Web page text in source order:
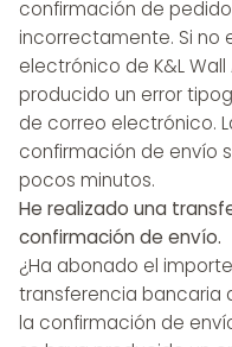
confirmación de
incorrectamente. Si no
electrónico de K&L
producido un error
de correo electrónico.
confirmación de envío
pocos minutos.
He realizado una
confirmación de envío.
¿Ha abonado el
transferencia bancaria
la confirmación de